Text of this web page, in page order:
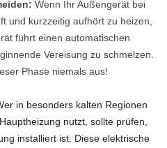
Wenn Ihr Außengerät bei
und kurzzeitig aufhört zu heizen,
führt einen automatischen
Vereisung zu schmelzen.
Phase niemals aus!
in besonders kalten Regionen
nutzt, sollte prüfen,
installiert ist. Diese elektrische